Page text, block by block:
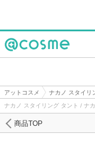
アットコスメ ナカノ スタイリ
ナカノ スタイリング タント / ナ
商品TOP